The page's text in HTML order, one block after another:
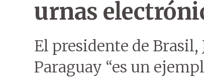
urnas
El presidente de
Paraguay “es un